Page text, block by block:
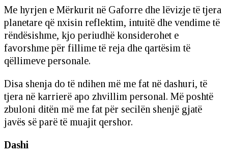
Me hyrjen e Mërkurit në Gaforre dhe lëvizje të tjera
planetare që nxisin reflektim, intuitë dhe vendime të
rëndësishme, kjo periudhë konsiderohet e
favorshme për fillime të reja dhe qartësim të
qëllimeve personale.
Disa shenja do të ndihen më me fat në dashuri, të
tjera në karrierë apo zhvillim personal. Më poshtë
zbuloni ditën më me fat për secilën shenjë gjatë
javës së parë të muajit qershor.
Dashi